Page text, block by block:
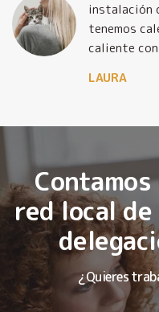
instalación
tenemos
caliente
LAURA
red local
¿Quieres